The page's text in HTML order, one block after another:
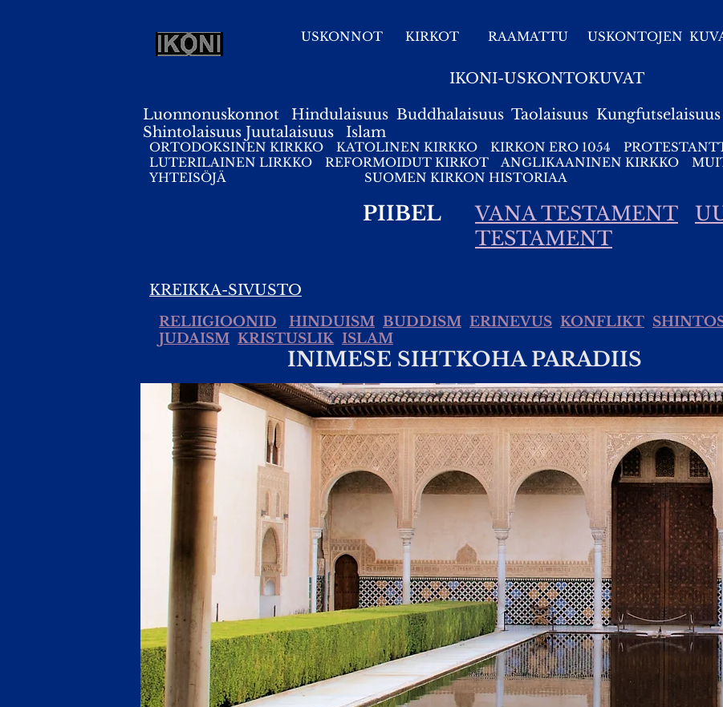
USKONNOT KIRKOT RAAMATTU USKONTOJEN
IKONI-USKONTOKUVAT
Luonnonuskonnot Hindulaisuus Buddhalaisuus Taolaisuus Kungfutselaisuus
Shintolaisuus Juutalaisuus Islam
ORTODOKSINEN KIRKKO KATOLINEN KIRKKO KIRKON ERO 1054
LUTERILAINEN LIRKKO
REFORMOIDUT KIRKOT ANGLIKAANINEN KIRKKO
YHTEISÖJÄ
SUOMEN KIRKON HISTORIAA
PIIBEL VANA TESTAMENT
TESTAMENT
KREIKKA-SIVUSTO
RELIIGIOONID HINDUISM BUDDISM ERINEVUS KONFLIKT
JUDAISM KRISTUSLIK ISLAM
INIMESE SIHTKOHA PARADIIS